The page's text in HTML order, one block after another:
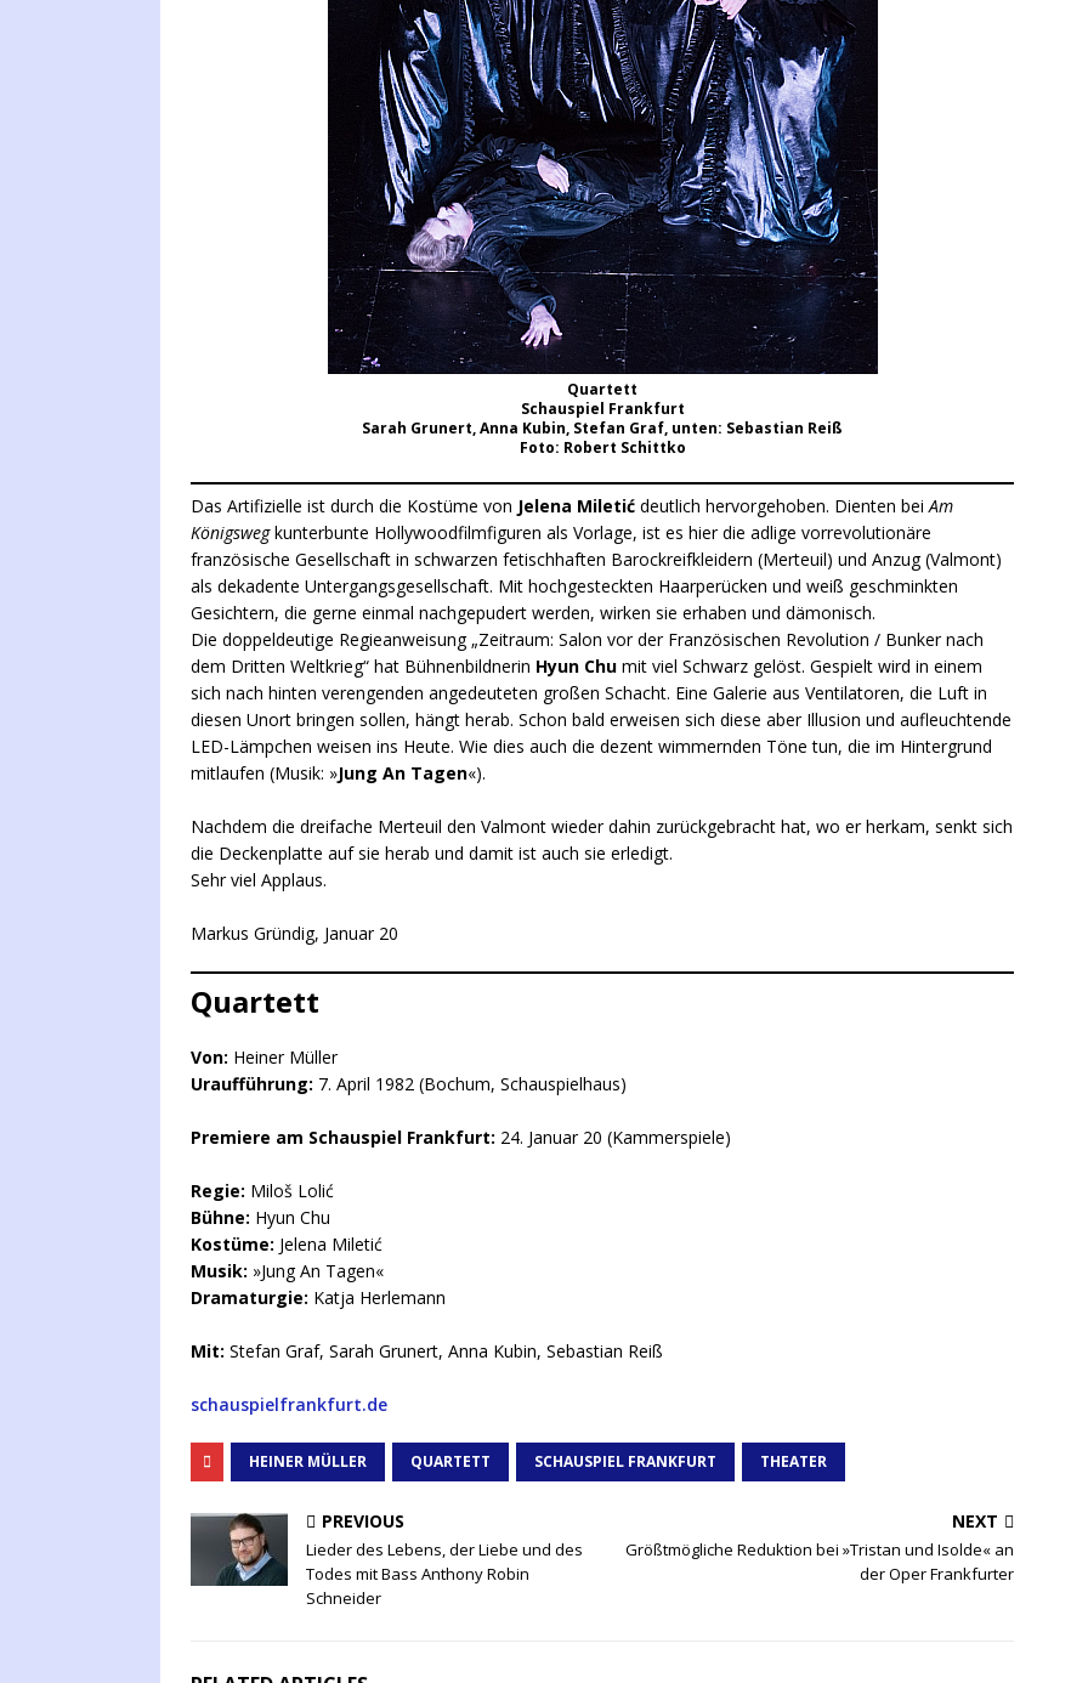
Quartett
Schauspiel Frankfurt
Sarah Grunert, Anna Kubin, Stefan Graf, unten: Sebastian Reiß
Foto: Robert Schittko
Das Artifizielle ist durch die Kostüme von Jelena Miletić deutlich hervorgehoben. Dienten bei Am
Königswegkunterbunte Hollywoodfilmfiguren als Vorlage, ist es hier die adlige vorrevolutionäre
französische Gesellschaft in schwarzen fetischhaften Barockreifkleidern (Merteuil) und Anzug (Valmont)
als dekadente Untergangsgesellschaft. Mit hochgesteckten Haarperücken und weiß geschminkten
Gesichtern, die gerne einmal nachgepudert werden, wirken sie erhaben und dämonisch.
Die doppeldeutige Regieanweisung „Zeitraum: Salon vor der Französischen Revolution / Bunker nach
dem Dritten Weltkrieg“ hat Bühnenbildnerin Hyun Chu mit viel Schwarz gelöst. Gespielt wird in einem
sich nach hinten verengenden angedeuteten großen Schacht. Eine Galerie aus Ventilatoren, die Luft in
diesen Unort bringen sollen, hängt herab. Schon bald erweisen sich diese aber Illusion und aufleuchtende
LED-Lämpchen weisen ins Heute. Wie dies auch die dezent wimmernden Töne tun, die im Hintergrund
mitlaufen (Musik: »Jung An Tagen«).
Nachdem die dreifache Merteuil den Valmont wieder dahin zurückgebracht hat, wo er herkam, senkt sich
die Deckenplatte auf sie herab und damit ist auch sie erledigt.
Sehr viel Applaus.
Markus Gründig, Januar 20
Quartett
Von: Heiner Müller
Uraufführung: 7. April 1982 (Bochum, Schauspielhaus)
Premiere am Schauspiel Frankfurt: 24. Januar 20 (Kammerspiele)
Regie: Miloš Lolić
Bühne: Hyun Chu
Kostüme: Jelena Miletić
Musik: »Jung An Tagen«
Dramaturgie: Katja Herlemann
Mit: Stefan Graf, Sarah Grunert, Anna Kubin, Sebastian Reiß
schauspielfrankfurt.de
HEINER MÜLLER QUARTETT SCHAUSPIEL FRANKFURT THEATER
PREVIOUS
Lieder des Lebens, der Liebe und des
Todes mit Bass Anthony Robin
Schneider
NEXT
Größtmögliche Reduktion bei »Tristan und Isolde« an
der Oper Frankfurter